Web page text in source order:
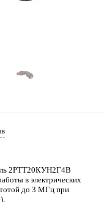
2РТТ20КУН2Г4В
в электрических
до 3 МГц при